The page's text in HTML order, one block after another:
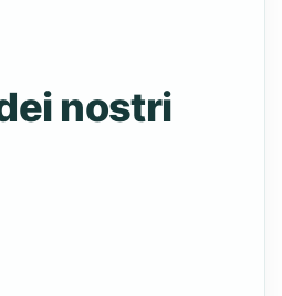
nostri